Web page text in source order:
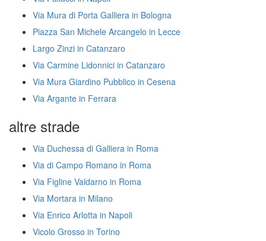
Via Mura di Porta Galliera in Bologna
Piazza San Michele Arcangelo in Lecce
Largo Zinzi in Catanzaro
Via Carmine Lidonnici in Catanzaro
Via Mura Giardino Pubblico in Cesena
Via Argante in Ferrara
altre strade
Via Duchessa di Galliera in Roma
Via di Campo Romano in Roma
Via Figline Valdarno in Roma
Via Mortara in Milano
Via Enrico Arlotta in Napoli
Vicolo Grosso in Torino